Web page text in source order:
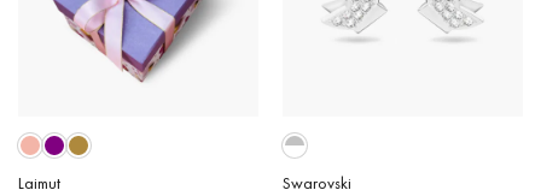
Laimut
Swarovski